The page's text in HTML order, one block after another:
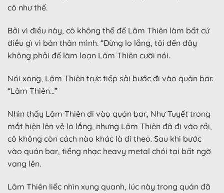
cô như thế.
Bởi vì điều này, cô không thể để Lâm Thiên làm bất cứ
điều gì vì bản thân mình. “Đừng lo lắng, tôi đến đây
không phải để làm loạn Lâm Thiên cười nói.
Nói xong, Lâm Thiên trực tiếp sải bước đi vào quán bar.
“Lâm Thiên…”
Nhìn thấy Lâm Thiên đi vào quán bar, Như Tuyết trong
mắt hiện lên vẻ lo lắng, nhưng Lâm Thiên đã đi vào rồi,
cô không còn cách nào khác là đi theo. Sau khi bước
vào quán bar, tiếng nhạc heavy metal chói tại bất ngờ
vang lên.
Lâm Thiên liếc nhìn xung quanh, lúc này trong quán đã